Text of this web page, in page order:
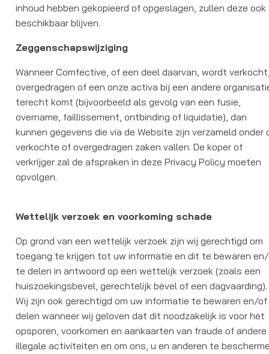
inhoud hebben gekopieerd of opgeslagen, zullen deze ook
beschikbaar blijven.
Zeggenschapswijziging
Wanneer Comfective, of een deel daarvan, wordt
overgedragen of een onze activa bij een andere
terecht komt (bijvoorbeeld als gevolg van een fusie,
overname, faillissement, ontbinding of liquidatie), dan
kunnen gegevens die via de Website zijn verzameld onder
verkochte of overgedragen zaken vallen. De koper of
verkrijger zal de afspraken in deze Privacy Policy moeten
opvolgen.
Wettelijk verzoek en voorkoming schade
Op grond van een wettelijk verzoek zijn wij gerechtigd om
toegang te krijgen tot uw informatie en dit te bewaren
te delen in antwoord op een wettelijk verzoek (zoals een
huiszoekingsbevel, gerechtelijk bevel of een dagvaarding).
Wij zijn ook gerechtigd om uw informatie te bewaren en/
delen wanneer wij geloven dat dit noodzakelijk is voor het
opsporen, voorkomen en aankaarten van fraude of andere
illegale activiteiten en om ons, u en anderen te